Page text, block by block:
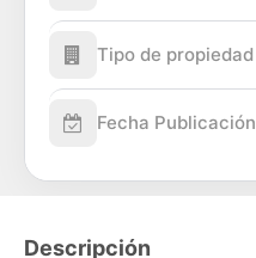
Tipo de propiedad
Fecha Publicación
Descripción